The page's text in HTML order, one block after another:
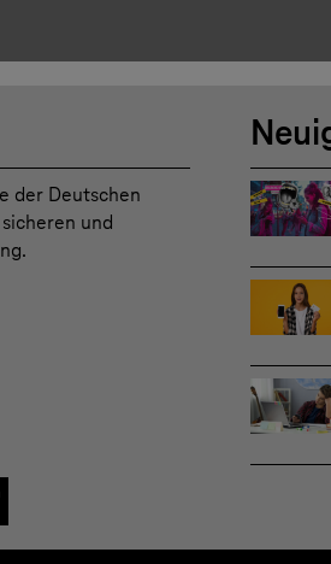
der Deutschen
und